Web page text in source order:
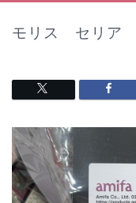
モリス セリア